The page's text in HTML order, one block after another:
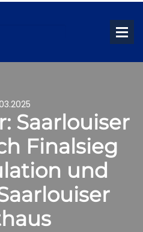
Saarlouiser
Finalsieg
und